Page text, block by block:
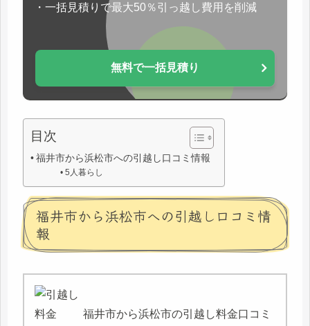
・一括見積りで最大50％引っ越し費用を削減
無料で一括見積り
目次
福井市から浜松市への引越し口コミ情報
5人暮らし
福井市から浜松市への引越し口コミ情
報
福井市から浜松市の引越し料金口コミ